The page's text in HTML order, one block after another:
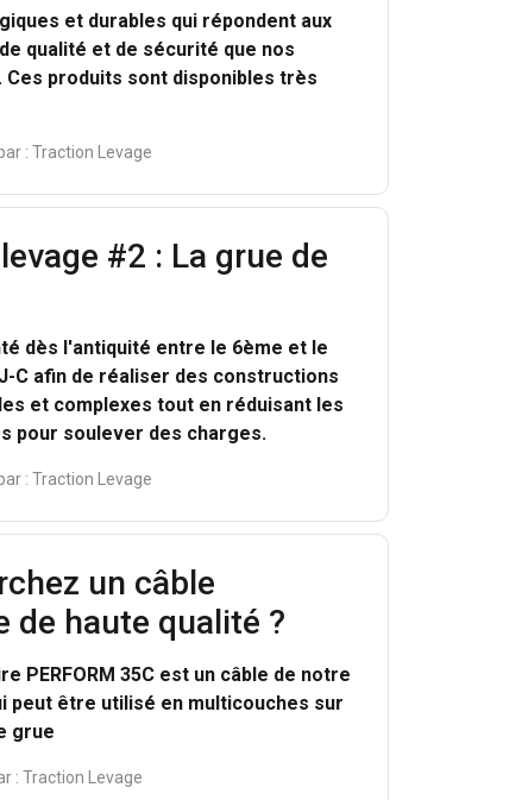
et durables qui répondent aux
qualité et de sécurité que nos
Ces produits sont disponibles très
:Traction Levage
#2 : La grue de
dès l'antiquité entre le 6ème et le
C afin de réaliser des constructions
et complexes tout en réduisant les
pour soulever des charges.
:Traction Levage
un câble
de haute qualité ?
PERFORM 35C est un câble de notre
peut être utilisé en multicouches sur
grue
:Traction Levage
trafic. Nous
de
avez fournies ou